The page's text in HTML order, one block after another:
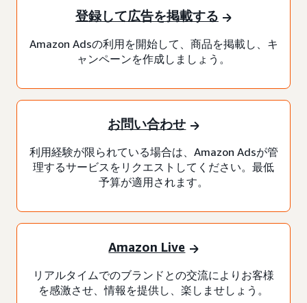
登録して広告を掲載する
Amazon Adsの利用を開始して、商品を掲載し、キ
ャンペーンを作成しましょう。
お問い合わせ
利用経験が限られている場合は、Amazon Adsが管
理するサービスをリクエストしてください。最低
予算が適用されます。
Amazon Live
リアルタイムでのブランドとの交流によりお客様
を感激させ、情報を提供し、楽しませしょう。